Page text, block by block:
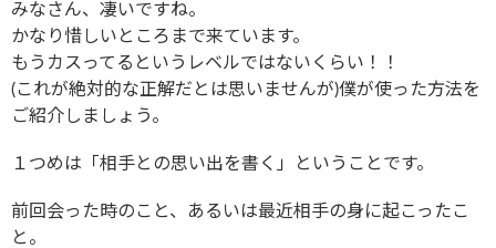
みなさん、凄いですね。
かなり惜しいところまで来ています。
もうカスってるというレベルではないくらい！！
(これが絶対的な正解だとは思いませんが)僕が使った方法を
ご紹介しましょう。
１つめは「相手との思い出を書く」ということです。
前回会った時のこと、あるいは最近相手の身に起こったこ
と。